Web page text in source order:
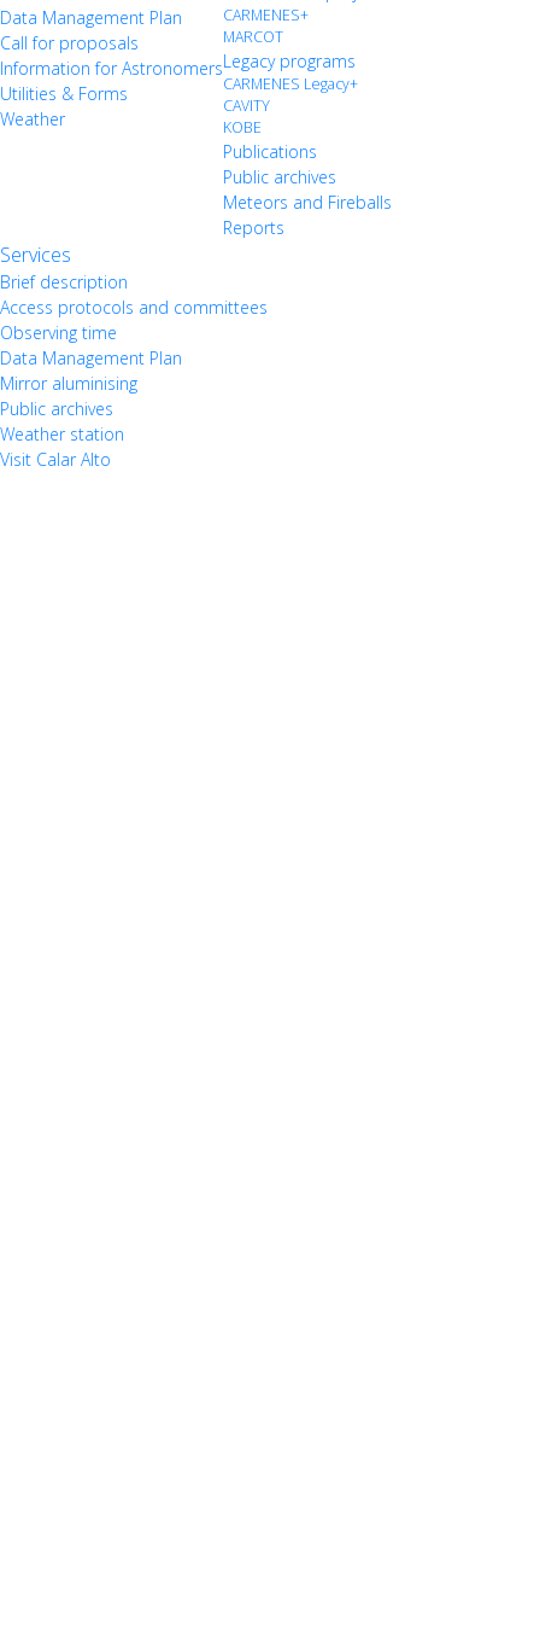
Data Management Plan
Call for proposals
Information for Astronomers
Utilities & Forms
Weather
CARMENES+
MARCOT
Legacy programs
CARMENES Legacy+
CAVITY
KOBE
Publications
Public archives
Meteors and Fireballs
Reports
Services
Brief description
Access protocols and committees
Observing time
Data Management Plan
Mirror aluminising
Public archives
Weather station
Visit Calar Alto